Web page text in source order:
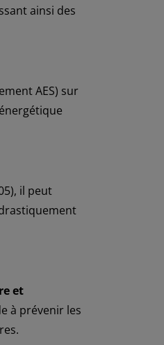
ainsi des
AES) sur
il peut
et
à prévenir les